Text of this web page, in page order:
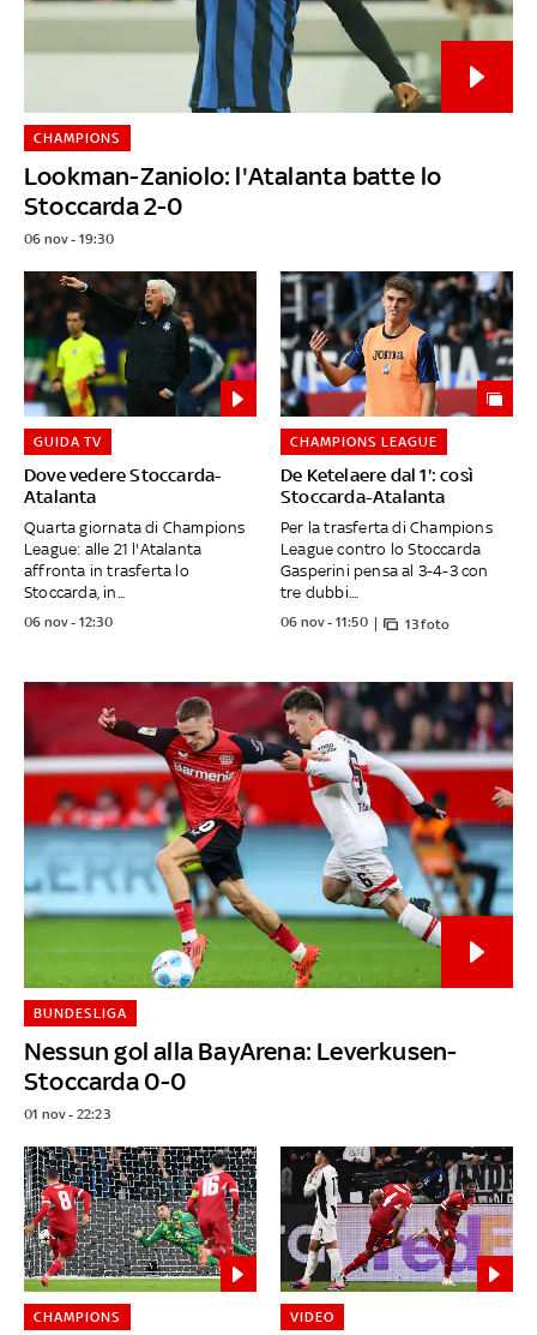
Lookman-Zaniolo: l'Atalanta batte lo
Stoccarda 2-0
CHAMPIONS
06 nov - 19:30
Dove vedere Stoccarda-
Atalanta
GUIDA TV
Quarta giornata di Champions
League: alle 21 l'Atalanta
affronta in trasferta lo
Stoccarda, in...
06 nov - 12:30
De Ketelaere dal 1': così
Stoccarda-Atalanta
CHAMPIONS LEAGUE
Per la trasferta di Champions
League contro lo Stoccarda
Gasperini pensa al 3-4-3 con
tre dubbi....
06 nov - 11:50 13 foto
Nessun gol alla BayArena: Leverkusen-
Stoccarda 0-0
BUNDESLIGA
01 nov - 22:23
CHAMPIONS VIDEO